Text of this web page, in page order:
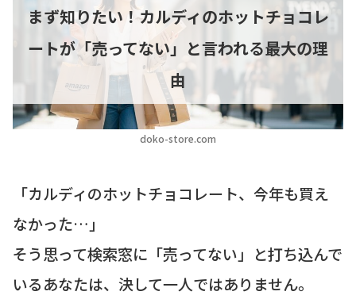
doko-store.com
まず知りたい！カルディのホットチョコレ
ートが「売ってない」と言われる最大の理
由
「カルディのホットチョコレート、今年も買え
なかった…」
そう思って検索窓に「売ってない」と打ち込んで
いるあなたは、決して一人ではありません。